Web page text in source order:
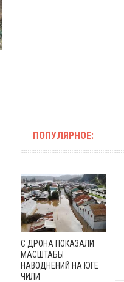
ПОПУЛЯРНОЕ:
С ДРОНА ПОКАЗАЛИ
МАСШТАБЫ
НАВОДНЕНИЙ НА ЮГЕ
ЧИЛИ